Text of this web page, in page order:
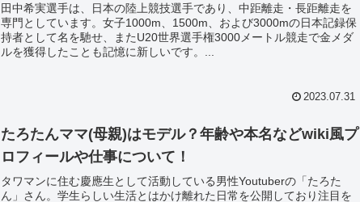
田中希実選手は、日本の陸上競技選手であり、中距離走・長距離走を
専門としています。女子1000m、1500m、および3000mの日本記録保
持者として名を馳せ、またU20世界選手権3000メートル競走で金メダ
ルを獲得したことも記憶に新しいです。...
2023.07.31
たろたんママ(母親)はモデル？年齢や本名などwiki風プ
ロフィールや仕事について！
タワマンに住む慶應生として活動している男性Youtuberの「たろた
ん」さん。学生らしい生活とはかけ離れた日常を公開しており注目を